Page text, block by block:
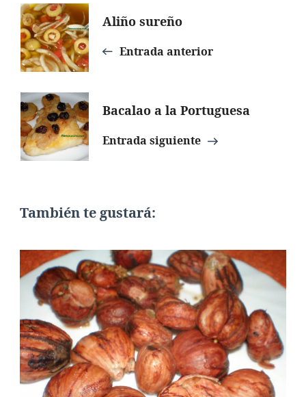
Navegación
de
entradas
Aliño sureño
Entrada anterior
Bacalao a la Portuguesa
Entrada siguiente
También te gustará: